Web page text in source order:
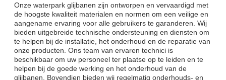
Onze waterpark glijbanen zijn ontworpen en vervaardigd met
de hoogste kwaliteit materialen en normen om een veilige en
aangename ervaring voor alle gebruikers te garanderen. Wij
bieden uitgebreide technische ondersteuning en diensten om
te helpen bij de installatie, het onderhoud en de reparatie van
onze producten. Ons team van ervaren technici is
beschikbaar om uw personeel ter plaatse op te leiden en te
helpen bij de goede werking en het onderhoud van de
glijbanen. Bovendien bieden wij regelmatig onderhouds- en